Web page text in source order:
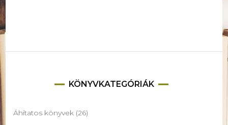
KÖNYVKATEGÓRIÁK
Áhítatos könyvek (26)